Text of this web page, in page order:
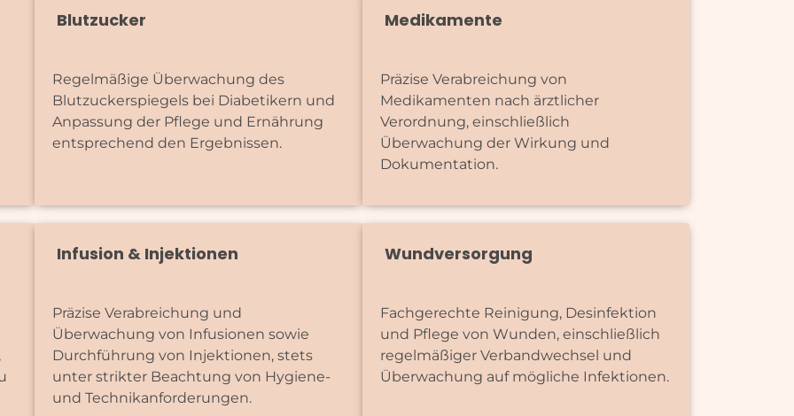
Blutzucker
Regelmäßige Überwachung des
Blutzuckerspiegels bei Diabetikern und
Anpassung der Pflege und Ernährung
entsprechend den Ergebnissen.
Medikamente
Präzise Verabreichung von
Medikamenten nach ärztlicher
Verordnung, einschließlich
Überwachung der Wirkung und
Dokumentation.
Infusion & Injektionen
Präzise Verabreichung und
Überwachung von Infusionen sowie
Durchführung von Injektionen, stets
unter strikter Beachtung von Hygiene-
und Technikanforderungen.
Wundversorgung
Fachgerechte Reinigung, Desinfektion
und Pflege von Wunden, einschließlich
regelmäßiger Verbandwechsel und
Überwachung auf mögliche Infektionen.